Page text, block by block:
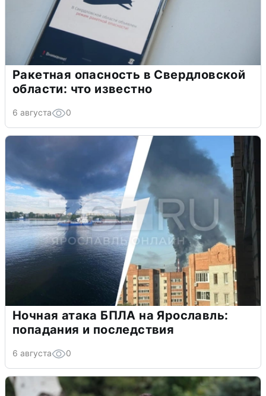
Ракетная опасность в Свердловской
области: что известно
6 августа 0
Ночная атака БПЛА на Ярославль:
попадания и последствия
6 августа 0